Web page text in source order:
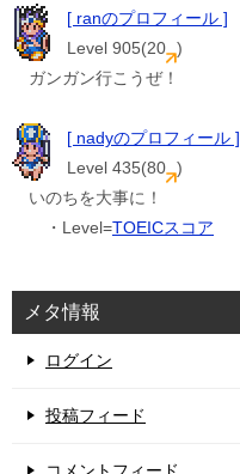
[ ranのプロフィール ]
Level 905(20 )
ガンガン行こうぜ！
[ nadyのプロフィール ]
Level 435(80 )
いのちを大事に！
・Level=TOEICスコア
メタ情報
ログイン
投稿フィード